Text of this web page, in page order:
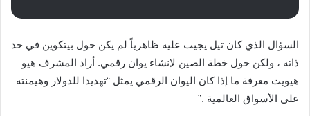
السؤال الذي كان تيل يجيب عليه ظاهرياً لم يكن حول بيتكوين في حد
ذاته ، ولكن حول خطة الصين لإنشاء يوان رقمي. أراد المشرف هيو
هيويت معرفة ما إذا كان اليوان الرقمي يمثل “تهديدا للدولار وهيمنته
على الأسواق العالمية .”